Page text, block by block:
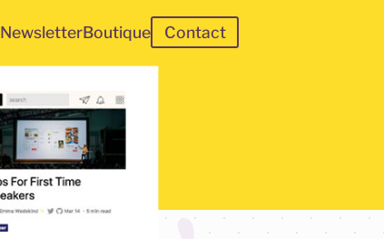
NewsletterBoutique Contact